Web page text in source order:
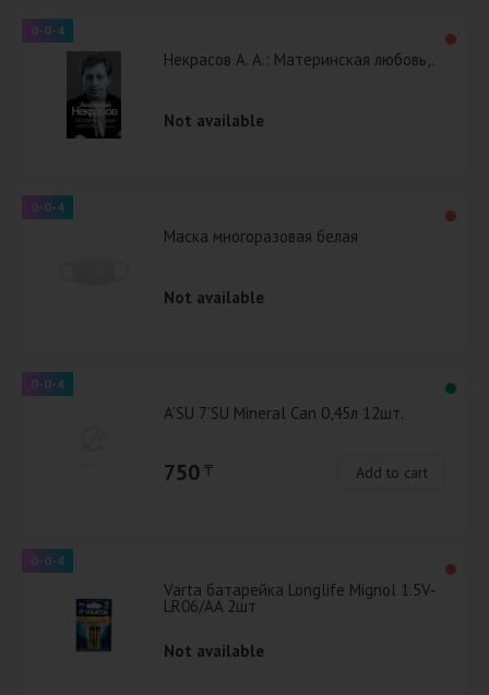
0-0-4
Некрасов А. А.: Материнская любовь,.
Not available
0-0-4
Маска многоразовая белая
Not available
0-0-4
A’SU 7’SU Mineral Can 0,45л 12шт.
750 ₸ Add to cart
0-0-4
Varta батарейка Longlife Mignol 1.5V-
LR06/AA 2шт
Not available